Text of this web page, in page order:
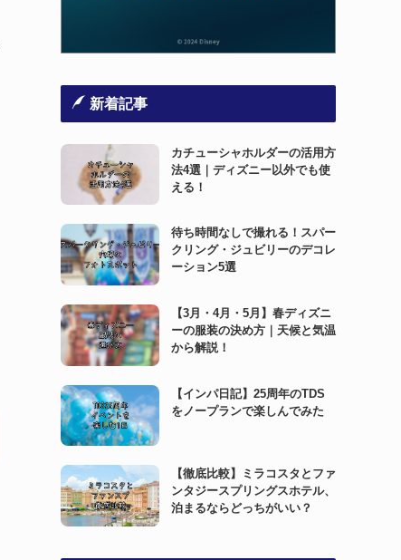
新着記事
カチューシャホルダーの活用方
法4選｜ディズニー以外でも使
える！
待ち時間なしで撮れる！スパー
クリング・ジュビリーのデコレ
ーション5選
【3月・4月・5月】春ディズニ
ーの服装の決め方｜天候と気温
から解説！
【インパ日記】25周年のTDS
をノープランで楽しんでみた
【徹底比較】ミラコスタとファ
ンタジースプリングスホテル、
泊まるならどっちがいい？